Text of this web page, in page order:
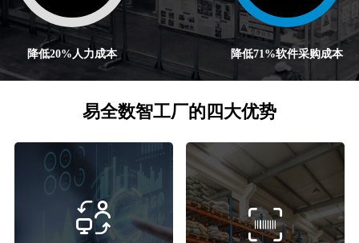
降低20%人力成本 降低71%软件采购成本
易全数智工厂的四大优势